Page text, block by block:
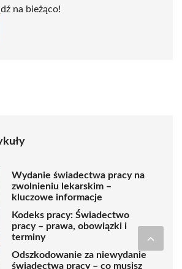
na bieżąco!
Wydanie świadectwa pracy na
zwolnieniu lekarskim –
kluczowe informacje
Kodeks pracy: Świadectwo
pracy – prawa, obowiązki i
terminy
Odszkodowanie za niewydanie
świadectwa pracy – co musisz